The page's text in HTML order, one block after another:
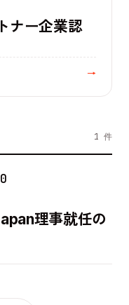
ナー企業認
→
1 件
理事就任の